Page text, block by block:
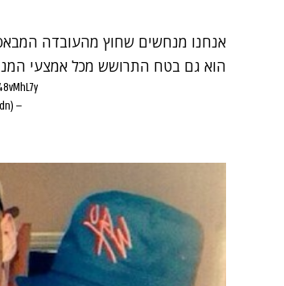
אנחנו מנחשים שחוץ מהעובדה
הוא גם בטח התרושש מכל אמצעי
— Benny (@Beno_ldn)